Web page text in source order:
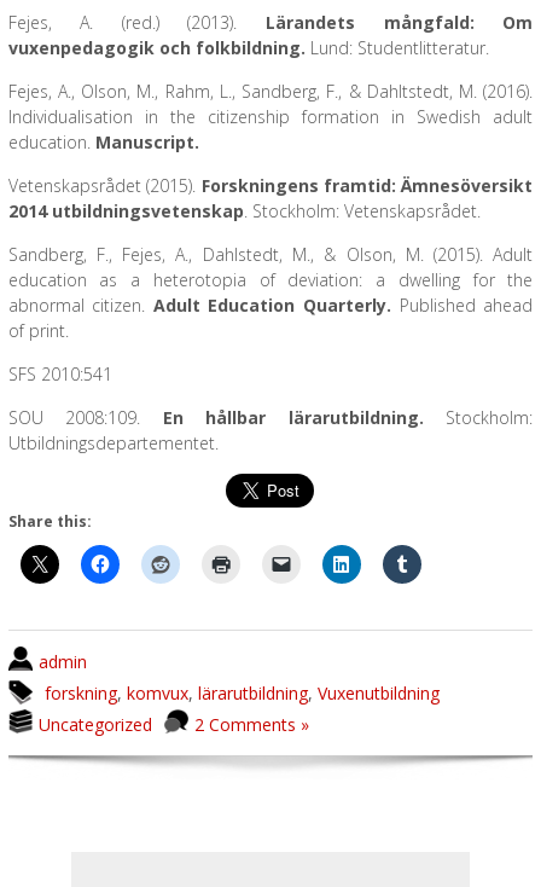
Fejes, A. (red.) (2013). Lärandets mångfald: Om
vuxenpedagogik och folkbildning. Lund: Studentlitteratur.
Fejes, A., Olson, M., Rahm, L., Sandberg, F., & Dahltstedt, M. (2016).
Individualisation in the citizenship formation in Swedish adult
education. Manuscript.
Vetenskapsrådet (2015). Forskningens framtid: Ämnesöversikt
2014 utbildningsvetenskap. Stockholm: Vetenskapsrådet.
Sandberg, F., Fejes, A., Dahlstedt, M., & Olson, M. (2015). Adult
education as a heterotopia of deviation: a dwelling for the
abnormal citizen. Adult Education Quarterly. Published ahead
of print.
SFS 2010:541
SOU 2008:109. En hållbar lärarutbildning. Stockholm:
Utbildningsdepartementet.
Share this:
admin
forskning, komvux, lärarutbildning, Vuxenutbildning
Uncategorized
2 Comments »